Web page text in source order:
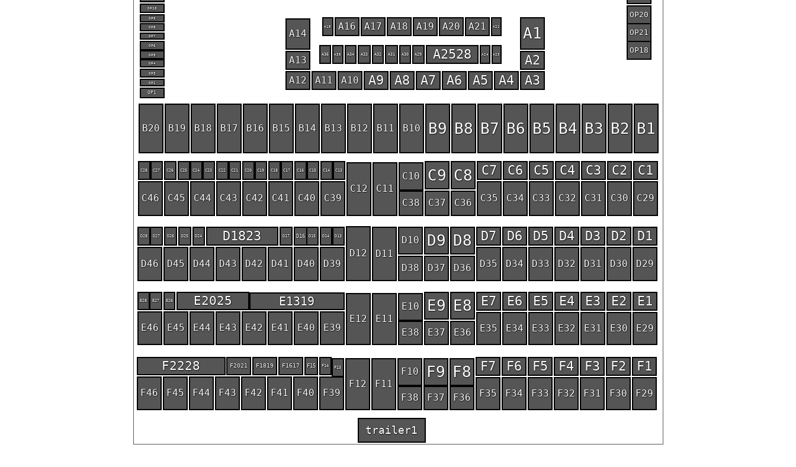
A7 A4
A1
A3
A5
A6
A8
A9
A10
A11
A14
A12
A20
A16
A2
A13
A17 A18 A19 A21
A24
A22
A23
A29
A31
A34
A35
A15
A30
A32
A33
A36
B12
D12
B3 B1
B2
B4
B5
B6
B7
B8
B9
B10
B11
B13
B14
B15
B16
B17
B18
B19
B20
C11
C12
D11
E11
E12
F11
F12
D44
E45 E33
F33
F40
F44
C29
C32
C40
C43
C46
D29
D32
E40
E41
E42
F34
F42
F43
C33
C39
C42
E39
F29
F45
C30
C31
C34
C35
C41
C44
C45
D30
D31
D33
D34
D35
D39
D40
D41
D42
D43
D45
D46
E43
E44 E29
E30
E31
E32
E34
E35
F30
F31
F35
F46
E46
F32
F39
F41
C25
D17
F14
C15
C26
D25
E28
C22 C13
C14
C17
C18
C19
C20
C21
C24
C28
D13
D15
D16
D24
D26
D27
E27
D14
C16
C23
C27
D28
E26
F13
F15
D8
F38
D36
E10
E38
F37
D38
F8
F9
F36
E8
C8
C9
C10
C36
C37
C38
D37
E9
E36
E37
F10
D3
D5
E7
D1
D2
F4
E4
C3 C1
C2
C4
C5
C6
C7
D4
D6
D7
D9
D10
E1
E2
E3
E5
E6
F1
F2
F3
F5
F6
F7
F1617
F1819
F2021
OP9 OP20
OP21
OP18
OP4
OP2
OP7
OP8
OP1
OP10
OP5
OP3
OP6
E1319
D1823
F2228
E2025
trailer1
A2528